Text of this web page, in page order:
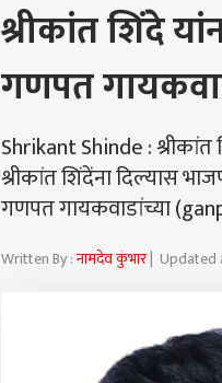
श्रीकांत शिंदे
गणपत
Shrikant Shinde : श्रीकांत
श्रीकांत शिंदेंना दिल्यास
गणपत गायकवाडांच्या
Written By :नामदेव कुंभार| Updated